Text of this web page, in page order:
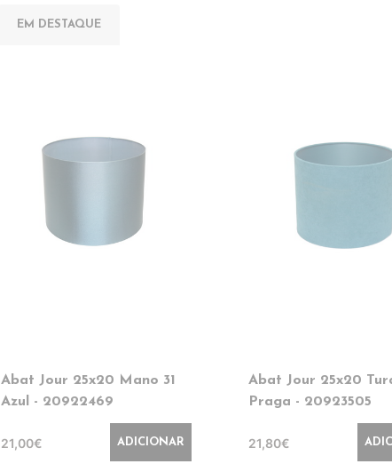
EM DESTAQUE
Abat Jour 25x20 Mano 31
Azul - 20922469
21,00€ ADICIONAR
Abat Jour 25x20
Praga - 20923505
21,80€